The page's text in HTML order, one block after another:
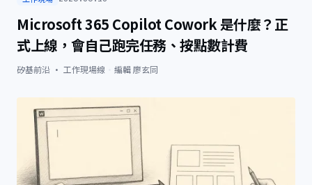
Microsoft 365 Copilot Cowork 是什麼？正
式上線，會自己跑完任務、按點數計費
矽基前沿 · 工作現場線 編輯廖玄同